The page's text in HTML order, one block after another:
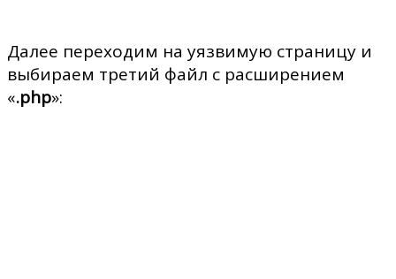
Далее переходим на уязвимую страницу и
выбираем третий файл с расширением
«.php»: